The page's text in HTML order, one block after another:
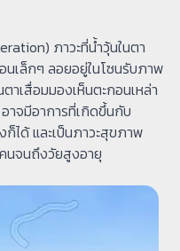
ภาวะที่น้ำวุ้นในตา
นเล็กๆ ลอยอยู่ในโซนรับภาพ
าเสื่อมมองเห็นตะกอนเหล่า
าจมีอาการที่เกิดขึ้นกับ
ได้ และเป็นภาวะสุขภาพ
นจนถึงวัยสูงอายุ